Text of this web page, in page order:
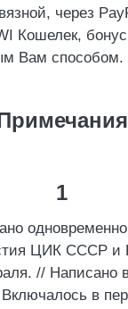
через
Кошелек,
Вам способом.
1
одновременно
ЦИК СССР и
// Написано
в